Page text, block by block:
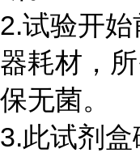
2.试验开
器耗材，
保无菌。
3.此试剂